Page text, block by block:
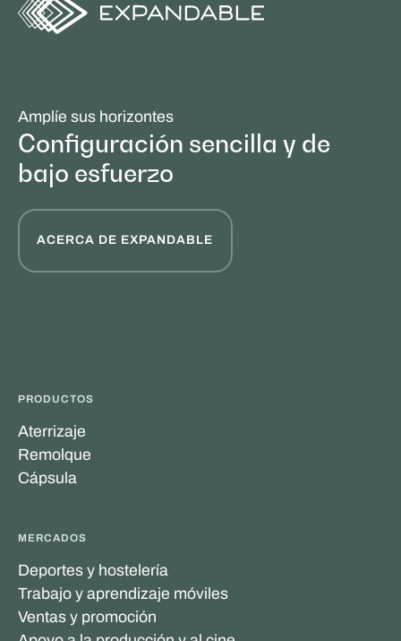
Amplíe sus horizontes
Configuración sencilla y de
bajo esfuerzo
ACERCA DE EXPANDABLE
PRODUCTOS
Aterrizaje
Remolque
Cápsula
MERCADOS
Deportes y hostelería
Trabajo y aprendizaje móviles
Ventas y promoción